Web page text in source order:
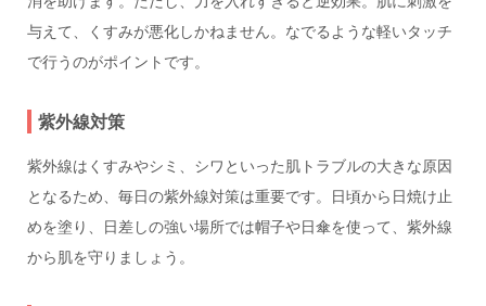
与えて、くすみが悪化しかねません。なでるような軽いタッチ
で行うのがポイントです。
紫外線対策
紫外線はくすみやシミ、シワといった肌トラブルの大きな原因
となるため、毎日の紫外線対策は重要です。日頃から日焼け止
めを塗り、日差しの強い場所では帽子や日傘を使って、紫外線
から肌を守りましょう。